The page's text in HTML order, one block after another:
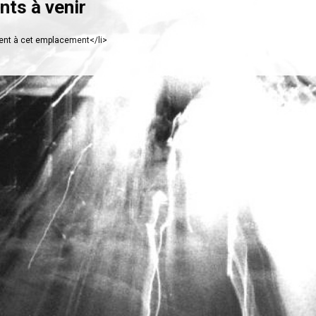
à venir
à cet emplacement</li>